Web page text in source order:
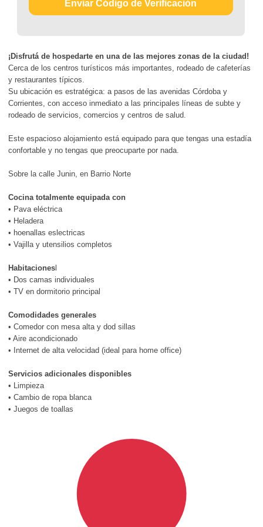
Enviar Código de Verificación
¡Disfrutá de hospedarte en una de las mejores zonas de la ciudad!
Cerca de los centros turísticos más importantes, rodeado de cafeterías
y restaurantes típicos.
Su ubicación es estratégica: a pasos de las avenidas Córdoba y
Corrientes, con acceso inmediato a las principales líneas de subte y
rodeado de servicios, comercios y centros de salud.
Este espacioso alojamiento está equipado para que tengas una estadía
confortable y no tengas que preocuparte por nada.
Sobre la calle Junin, en Barrio Norte
Cocina totalmente equipada con
• Pava eléctrica
• Heladera
• hoenallas eslectricas
• Vajilla y utensilios completos
Habitacionesl
• Dos camas individuales
• TV en dormitorio principal
Comodidades generales
• Comedor con mesa alta y dod sillas
• Aire acondicionado
• Internet de alta velocidad (ideal para home office)
Servicios adicionales disponibles
• Limpieza
• Cambio de ropa blanca
• Juegos de toallas